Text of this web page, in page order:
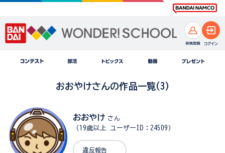
おおやけさんの作品一覧(3)
おおやけ さん
（19歳以上 ユーザーID：24509）
違反報告